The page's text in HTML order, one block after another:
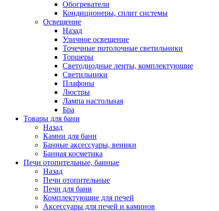
Обогреватели
Кондиционеры, сплит системы
Освещение
Назад
Уличное освещение
Точечные потолочные светильники
Торшеры
Светодиодные ленты, комплектующие
Светильники
Плафоны
Люстры
Лампа настольная
Бра
Товары для бани
Назад
Камни для бани
Банные аксессуары, веники
Банная косметика
Печи отопительные, банные
Назад
Печи отопительные
Печи для бани
Комплектующие для печей
Аксессуары для печей и каминов